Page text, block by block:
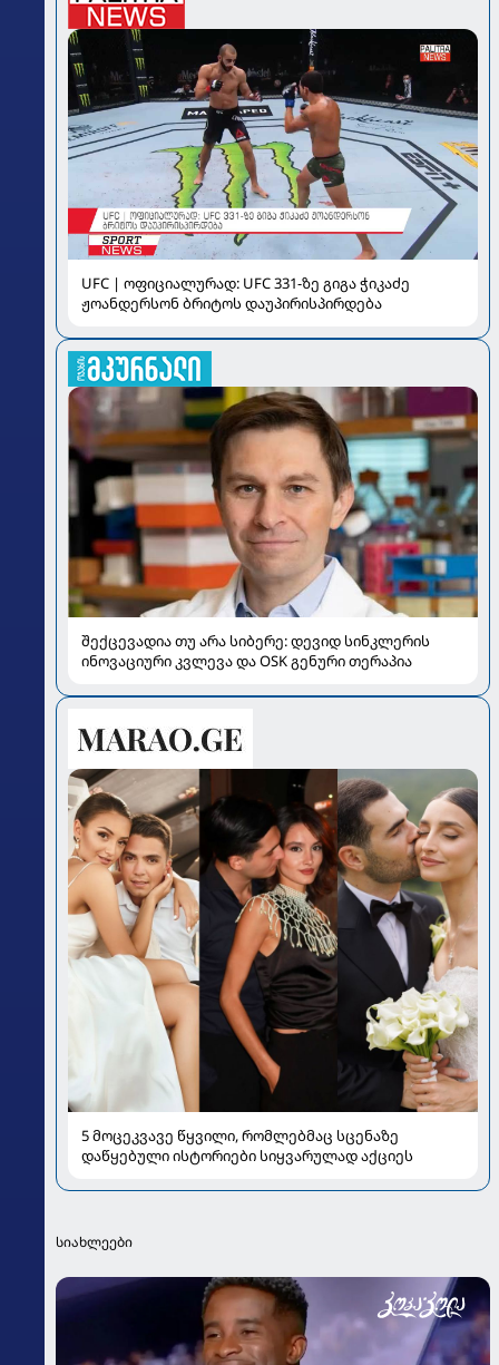
UFC | ოფიციალურად: UFC 331-ზე გიგა ჭიკაძე
ჟოანდერსონ ბრიტოს დაუპირისპირდება
შექცევადია თუ არა სიბერე: დევიდ სინკლერის
ინოვაციური კვლევა და OSK გენური თერაპია
5 მოცეკვავე წყვილი, რომლებმაც სცენაზე
დაწყებული ისტორიები სიყვარულად აქციეს
სიახლეები